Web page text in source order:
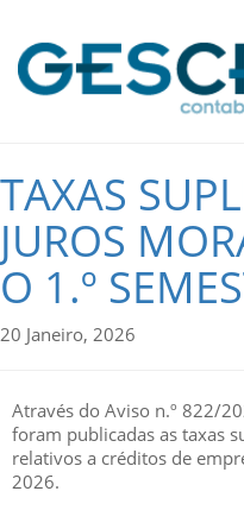
TAXAS
JUROS
O 1.º
20 Janeiro, 2026
Através do Aviso n.º 822/
foram publicadas as taxas
relativos a créditos de
2026.